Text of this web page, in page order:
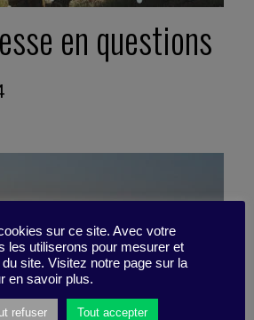
en questions
sur ce site. Avec votre
les utiliserons pour mesurer et
site. Visitez notre page sur la
en savoir plus.
refuser Tout accepter